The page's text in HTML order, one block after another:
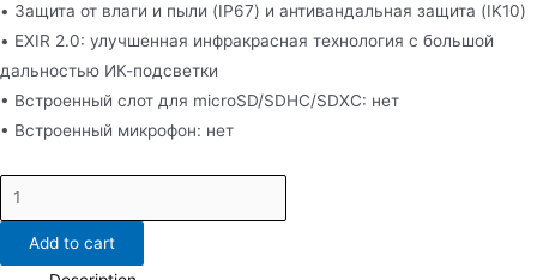
• Защита от влаги и пыли (IP67) и антивандальная защита (IK10)
• EXIR 2.0: улучшенная инфракрасная технология с большой
дальностью ИК-подсветки
• Встроенный слот для microSD/SDHC/SDXC: нет
• Встроенный микрофон: нет
DS-
I202(D)
(4mm)Add to cart